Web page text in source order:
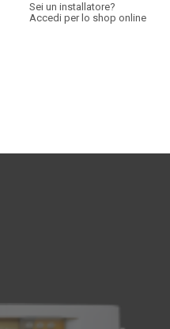
Sei un installatore?
Accedi per lo shop online